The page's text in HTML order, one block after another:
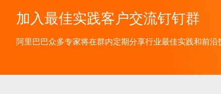
加入最佳实践客户交流钉钉群
阿里巴巴众多专家将在群内定期分享行业最佳实践和前